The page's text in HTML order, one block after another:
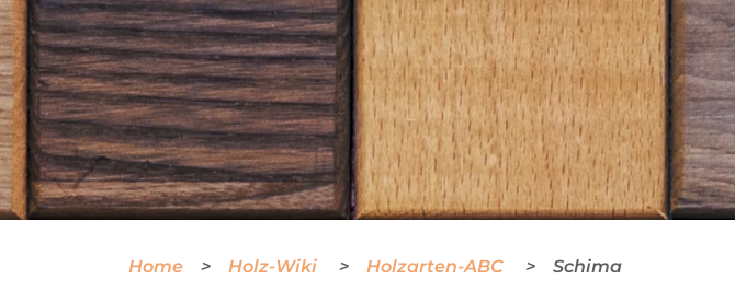
Home Holz-Wiki Holzarten-ABC Schima